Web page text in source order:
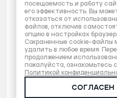
посещаемость и работу
его эффективность. Вы
отказаться от
файлов, отключив
опцию в настройках
Сохраненные cookie-файлы
удалить в любое время.
продолжением
пожалуйста, ознакомьтесь
Политикой
СОГЛАСЕН